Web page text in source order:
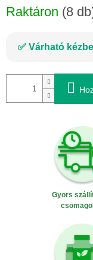
Raktáron (8
Várható
Gyors